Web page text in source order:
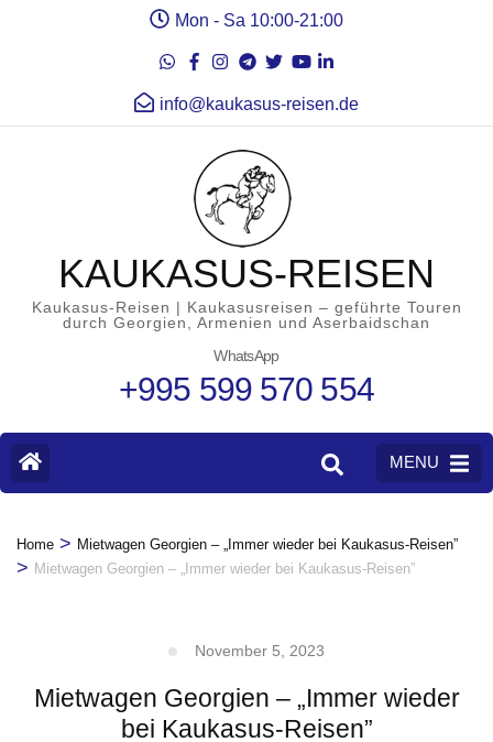
Mon - Sa 10:00-21:00
info@kaukasus-reisen.de
KAUKASUS-REISEN
Kaukasus-Reisen | Kaukasusreisen – geführte Touren
durch Georgien, Armenien und Aserbaidschan
WhatsApp
+995 599 570 554
MENU
Home > Mietwagen Georgien – „Immer wieder bei Kaukasus-Reisen”
> Mietwagen Georgien – „Immer wieder bei Kaukasus-Reisen”
November 5, 2023
Mietwagen Georgien – „Immer wieder
bei Kaukasus-Reisen”